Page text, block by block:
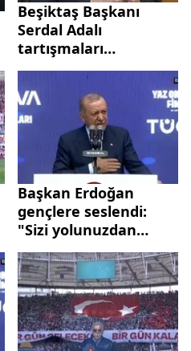
Beşiktaş Başkanı
Serdal Adalı
tartışmaları
sonlandırdı: Sergen
Yalçın’ın akıbeti belli
oldu
Başkan Erdoğan
gençlere seslendi:
"Sizi yolunuzdan
döndürmek
isteyenlere boyun
eğmeyin"